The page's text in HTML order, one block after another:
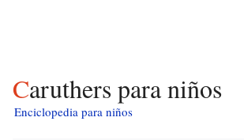
Caruthers para niños
Enciclopedia para niños